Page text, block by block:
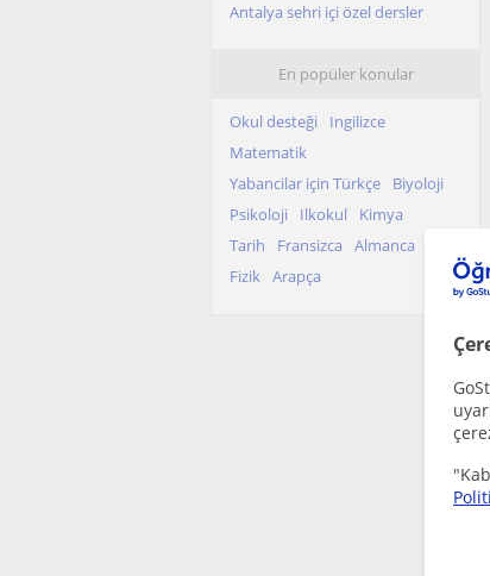
Antalya sehri içi özel dersler
En popüler konular
Okul desteği
Ingilizce
Matematik
Yabancilar için Türkçe
Biyoloji
Psikoloji
Ilkokul
Kimya
Tarih
Fransizca
Almanca
Fizik Arapça